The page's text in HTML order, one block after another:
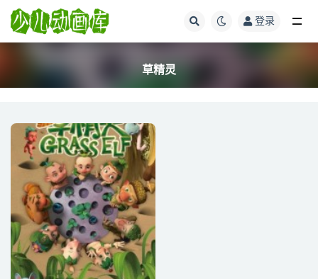
登录
草精灵